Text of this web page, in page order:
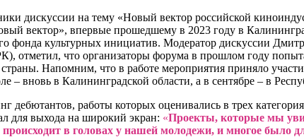
дискуссии на тему «Новый вектор российской
вектор», впервые прошедшему в 2023 году в
фонда культурных инициатив. Модератор дискуссии
что организаторы форума в прошлом году
Напомним, что в работе мероприятия приняло
вновь в Калининградской области, а в сентябре – в
работы которых оценивались в трех
для выхода на широкий экран: «Проекты, которые мы
в головах у нашей молодежи, и многое было